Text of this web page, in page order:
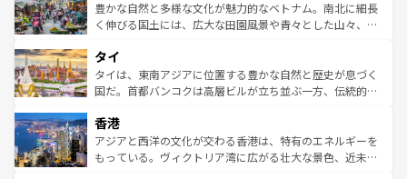
が味わえる。 なお、新着の台湾情報は コンテンツ一覧を参
照してほしい。
できる。そして、キムチや焼肉、絶品のストリートフード
まで、さまざまな韓国料理が待っている。夜には、韓国な
リティに包まれながら、韓国の多彩な魅力を心ゆくまで味
わってみてほしい。 なお、新着の韓国情報はコンテンツ一
覧を参照してほしい。
豊かな自然と多様な文化が魅力的なベトナム。南北に細長
く伸びる国土には、広大な田園風景や青々とした山々、世
急速な発展と共に伝統が息づく。ハノイの古い町並みやホ
ーチミン市のフランス統治時代の建物も、独特の雰囲気を
醸し出している。また、バラエティの豊かさとおいしさで
とつ。フォーやバインミー、ベトナムコーヒーなどは、ぜ
ひ現地で味わいたい。どの地域を訪れてもあたたかい人々
が旅行者を迎えてくれるので、きっと忘れられない旅にな
タイ
タイは、東南アジアに位置する豊かな自然と歴史が息づく
国だ。首都バンコクは高層ビルが立ち並ぶ一方、伝統的な
の活気が交差している。北部ではチェンマイなどの山岳地
帯で自然と触れ合い、南部ではプーケットやクラビの美し
いビーチでリゾート気分を楽しむことができる。タイ料理
香港
アジアと西洋の文化が交わる香港は、特有のエネルギーを
もっている。ヴィクトリア湾に広がる壮大な景色、近未来